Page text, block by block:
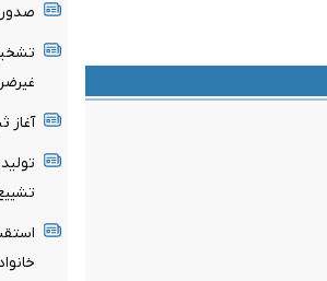
صدور
آغاز